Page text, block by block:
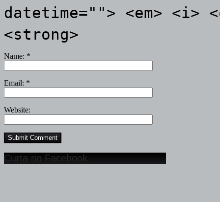
datetime=""> <em> <i>
<strong>
Name: *
Email: *
Website:
Curta no Facebook